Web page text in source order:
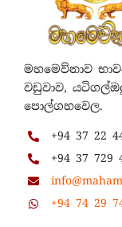
මහමෙව්නාව
වඩුවාව,
පොල්ගහවෙල.
+94 37 22
+94 37 729
+94 74 29